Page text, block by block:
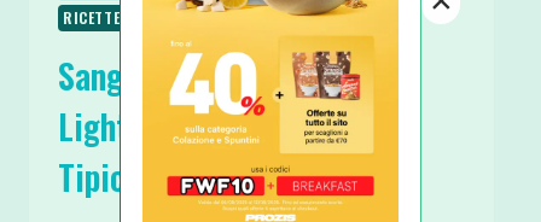
RICETTE VEGETARIANE
SPUNTINI E SNACKS
Sanguinaccio Napoletano
Light Crema al Cioccolato
Tipica del Carnevale